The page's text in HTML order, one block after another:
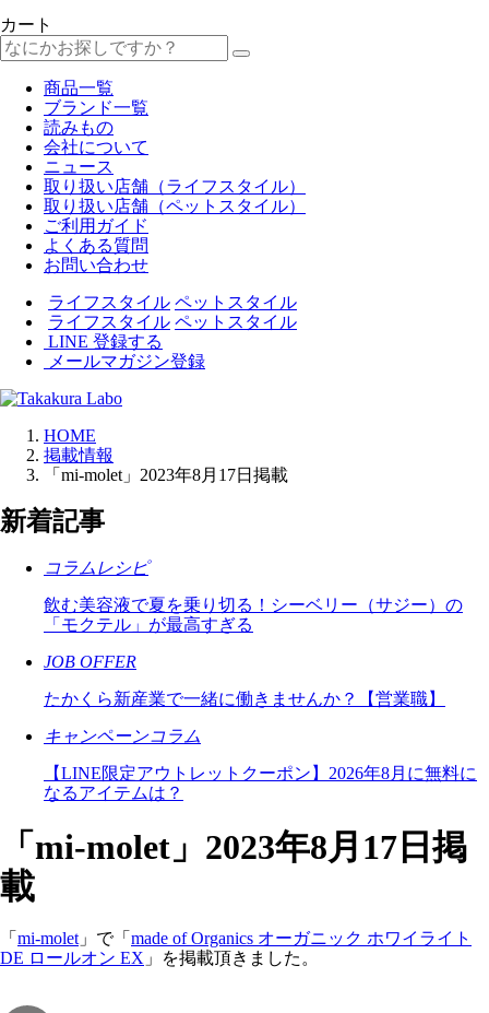
カート
商品一覧
ブランド一覧
読みもの
会社について
ニュース
取り扱い店舗（ライフスタイル）
取り扱い店舗（ペットスタイル）
ご利用ガイド
よくある質問
お問い合わせ
ライフスタイル ペットスタイル
ライフスタイル ペットスタイル
LINE 登録する
メールマガジン登録
HOME
掲載情報
「mi-molet」2023年8月17日掲載
新着記事
コラムレシピ
飲む美容液で夏を乗り切る！シーベリー（サジー）の
「モクテル」が最高すぎる
JOB OFFER
たかくら新産業で一緒に働きませんか？【営業職】
キャンペーンコラム
【LINE限定アウトレットクーポン】2026年8月に無料に
なるアイテムは？
「mi-molet」2023年8月17日掲
載
「 mi-molet 」で「 made of Organics オーガニック ホワイライト
DE ロールオン EX 」を掲載頂きました。